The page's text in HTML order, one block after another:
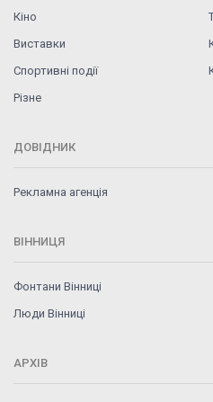
Кіно
Виставки
Спортивні події
Різне
ДОВІДНИК
Рекламна агенція
ВІННИЦЯ
Фонтани Вінниці
Люди Вінниці
АРХІВ